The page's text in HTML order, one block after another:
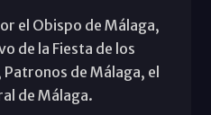
el Obispo de Málaga,
de la Fiesta de los
Patronos de Málaga, el
de Málaga.